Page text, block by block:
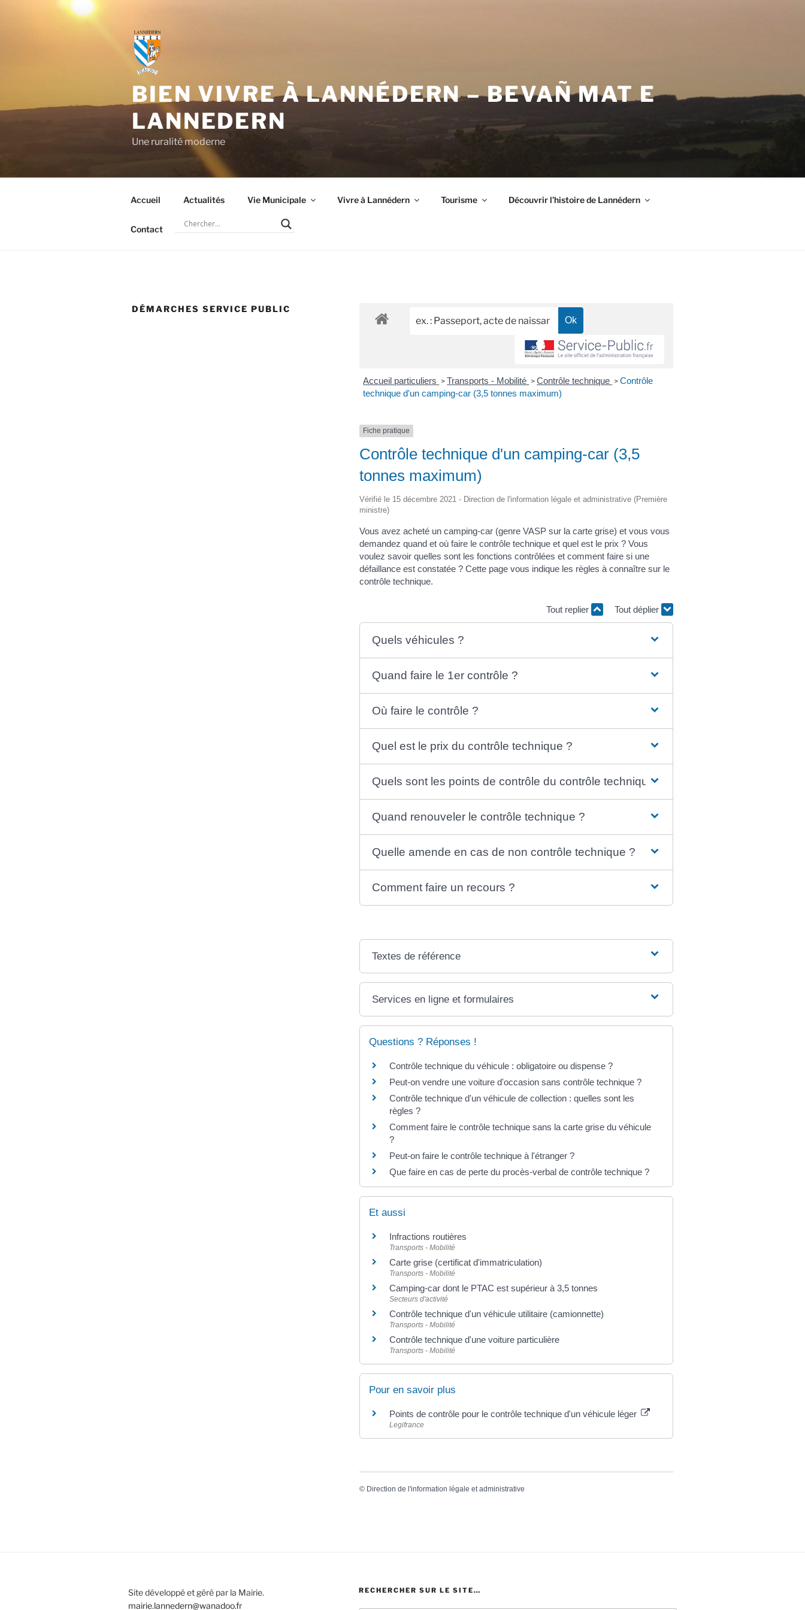
BIEN VIVRE À LANNÉDERN – BEVAÑ MAT E
LANNEDERN
Une ruralité moderne
Accueil Actualités Vie Municipale Vivre à Lannédern Tourisme Découvrir l’histoire de Lannédern
Contact
DÉMARCHES SERVICE PUBLIC
Accueil particuliers >Transports - Mobilité >Contrôle technique >Contrôle
technique d'un camping-car (3,5 tonnes maximum)
Fiche pratique
Contrôle technique d'un camping-car (3,5
tonnes maximum)
Vérifié le 15 décembre 2021 - Direction de l'information légale et administrative (Première
ministre)
Vous avez acheté un camping-car (genre VASP sur la carte grise) et vous vous
demandez quand et où faire le contrôle technique et quel est le prix ? Vous
voulez savoir quelles sont les fonctions contrôlées et comment faire si une
défaillance est constatée ? Cette page vous indique les règles à connaître sur le
contrôle technique.
Tout replier Tout déplier
Quels véhicules ?
Quand faire le 1er contrôle ?
Où faire le contrôle ?
Quel est le prix du contrôle technique ?
Quels sont les points de contrôle du contrôle technique ?
Quand renouveler le contrôle technique ?
Quelle amende en cas de non contrôle technique ?
Comment faire un recours ?
Textes de référence
Services en ligne et formulaires
Questions ? Réponses !
Contrôle technique du véhicule : obligatoire ou dispense ?
Peut-on vendre une voiture d'occasion sans contrôle technique ?
Contrôle technique d'un véhicule de collection : quelles sont les
règles ?
Comment faire le contrôle technique sans la carte grise du véhicule
?
Peut-on faire le contrôle technique à l'étranger ?
Que faire en cas de perte du procès-verbal de contrôle technique ?
Et aussi
Infractions routières
Transports - Mobilité
Carte grise (certificat d'immatriculation)
Transports - Mobilité
Camping-car dont le PTAC est supérieur à 3,5 tonnes
Secteurs d'activité
Contrôle technique d'un véhicule utilitaire (camionnette)
Transports - Mobilité
Contrôle technique d'une voiture particulière
Transports - Mobilité
Pour en savoir plus
Points de contrôle pour le contrôle technique d'un véhicule léger
Legifrance
© Direction de l'information légale et administrative
Site développé et géré par la Mairie.
mairie.lannedern@wanadoo.fr
RECHERCHER SUR LE SITE…